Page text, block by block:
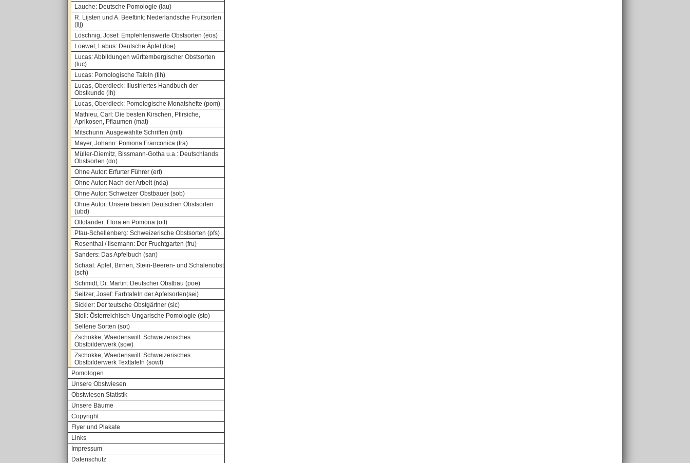
Lauche: Deutsche Pomologie (lau)
R. Lijsten und A. Beeftink: Nederlandsche Fruitsorten
(lij)
Löschnig, Josef: Empfehlenswerte Obstsorten (eos)
Loewel; Labus: Deutsche Äpfel (loe)
Lucas: Abbildungen württembergischer Obstsorten
(luc)
Lucas: Pomologische Tafeln (tih)
Lucas, Oberdieck: Illustriertes Handbuch der
Obstkunde (ih)
Lucas, Oberdieck: Pomologische Monatshefte (pom)
Mathieu, Carl: Die besten Kirschen, Pfirsiche,
Aprikosen, Pflaumen (mat)
Mitschurin: Ausgewählte Schriften (mit)
Mayer, Johann: Pomona Franconica (fra)
Müller-Diemitz, Bissmann-Gotha u.a.: Deutschlands
Obstsorten (do)
Ohne Autor: Erfurter Führer (erf)
Ohne Autor: Nach der Arbeit (nda)
Ohne Autor: Schweizer Obstbauer (sob)
Ohne Autor: Unsere besten Deutschen Obstsorten
(ubd)
Ottolander: Flora en Pomona (ott)
Pfau-Schellenberg: Schweizerische Obstsorten (pfs)
Rosenthal / Ilsemann: Der Fruchtgarten (fru)
Sanders: Das Apfelbuch (san)
Schaal: Äpfel, Birnen, Stein-Beeren- und Schalenobst
(sch)
Schmidt, Dr. Martin: Deutscher Obstbau (poe)
Seitzer, Josef: Farbtafeln der Apfelsorten(sei)
Sickler: Der teutsche Obstgärtner (sic)
Stoll: Österreichisch-Ungarische Pomologie (sto)
Seltene Sorten (sot)
Zschokke, Waedenswill: Schweizerisches
Obstbilderwerk (sow)
Zschokke, Waedenswill: Schweizerisches
Obstbilderwerk Texttafeln (sowt)
Pomologen
Unsere Obstwiesen
Obstwiesen Statistik
Unsere Bäume
Copyright
Flyer und Plakate
Links
Impressum
Datenschutz